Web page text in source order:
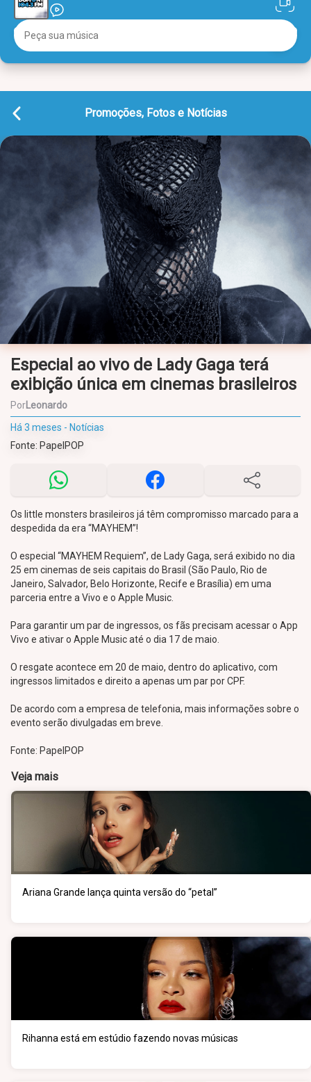
Promoções, Fotos e Notícias
Especial ao vivo de Lady Gaga terá
exibição única em cinemas brasileiros
PorLeonardo
Há 3 meses - Notícias
Fonte: PapelPOP
Os little monsters brasileiros já têm compromisso marcado para a
despedida da era “MAYHEM”!
O especial “MAYHEM Requiem”, de Lady Gaga, será exibido no dia
25 em cinemas de seis capitais do Brasil (São Paulo, Rio de
Janeiro, Salvador, Belo Horizonte, Recife e Brasília) em uma
parceria entre a Vivo e o Apple Music.
Para garantir um par de ingressos, os fãs precisam acessar o App
Vivo e ativar o Apple Music até o dia 17 de maio.
O resgate acontece em 20 de maio, dentro do aplicativo, com
ingressos limitados e direito a apenas um par por CPF.
De acordo com a empresa de telefonia, mais informações sobre o
evento serão divulgadas em breve.
Fonte: PapelPOP
Veja mais
Ariana Grande lança quinta versão do “petal”
Rihanna está em estúdio fazendo novas músicas